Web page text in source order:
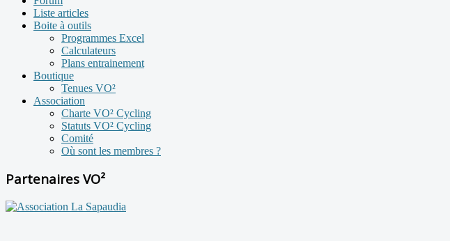
Liste articles
Boite à outils
Programmes Excel
Calculateurs
Plans entrainement
Boutique
Tenues VO²
Association
Charte VO² Cycling
Statuts VO² Cycling
Comité
Où sont les membres ?
Partenaires VO²